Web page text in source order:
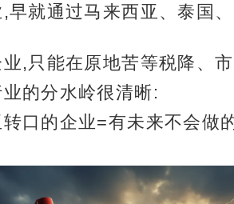
早就通过马来西亚、泰国
,只能在原地苦等税降、
的分水岭很清晰:
口的企业=有未来不会做